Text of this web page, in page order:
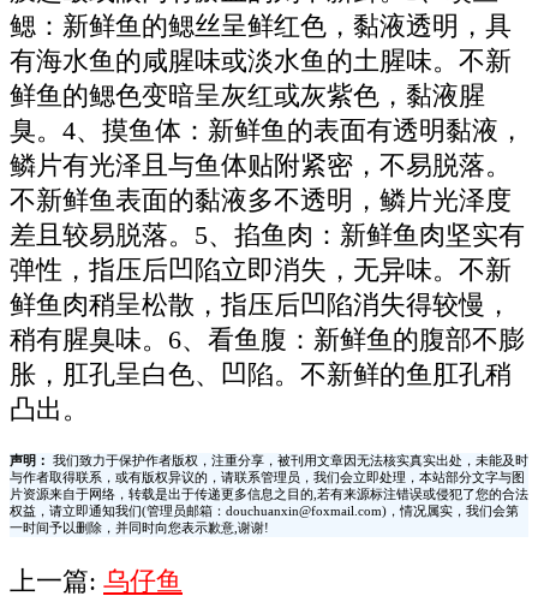
鳃：新鲜鱼的鳃丝呈鲜红色，黏液透明，具
有海水鱼的咸腥味或淡水鱼的土腥味。不新
鲜鱼的鳃色变暗呈灰红或灰紫色，黏液腥
臭。4、摸鱼体：新鲜鱼的表面有透明黏液，
鳞片有光泽且与鱼体贴附紧密，不易脱落。
不新鲜鱼表面的黏液多不透明，鳞片光泽度
差且较易脱落。5、掐鱼肉：新鲜鱼肉坚实有
弹性，指压后凹陷立即消失，无异味。不新
鲜鱼肉稍呈松散，指压后凹陷消失得较慢，
稍有腥臭味。6、看鱼腹：新鲜鱼的腹部不膨
胀，肛孔呈白色、凹陷。不新鲜的鱼肛孔稍
凸出。
声明：
我们致力于保护作者版权，注重分享，被刊用文章因无法核实真实出处，未能及时
与作者取得联系，或有版权异议的，请联系管理员，我们会立即处理，本站部分文字与图
片资源来自于网络，转载是出于传递更多信息之目的,若有来源标注错误或侵犯了您的合法
权益，请立即通知我们(管理员邮箱：douchuanxin@foxmail.com)，情况属实，我们会第
一时间予以删除，并同时向您表示歉意,谢谢!
上一篇: 乌仔鱼